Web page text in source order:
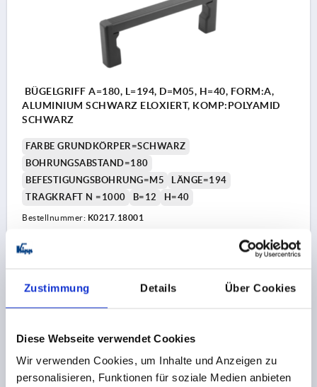
Zustimmung Details Über Cookies
Diese Webseite verwendet Cookies
Wir verwenden Cookies, um Inhalte und Anzeigen zu
personalisieren, Funktionen für soziale Medien anbieten
BÜGELGRIFF A=180, L=194, D=M05, H=40, FORM:A,
ALUMINIUM SCHWARZ ELOXIERT, KOMP:POLYAMID
SCHWARZ
FARBE GRUNDKÖRPER=SCHWARZ
BOHRUNGSABSTAND=180
BEFESTIGUNGSBOHRUNG=M5
LÄNGE=194
TRAGKRAFT N =1000
B=12 H=40
Bestellnummer: K0217.18001
11,82 CHF